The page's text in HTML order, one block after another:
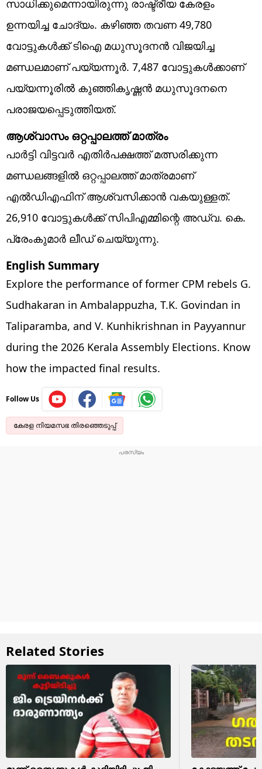
സാധിക്കുമെന്നായിരുന്നു രാഷ്ട്രീയ കേരളം
ഉന്നയിച്ച ചോദ്യം. കഴിഞ്ഞ തവണ 49,780
വോട്ടുകള്‍ക്ക് ടിഐ മധുസൂദനന്‍ വിജയിച്ച
മണ്ഡലമാണ് പയ്യന്നൂര്‍. 7,487 വോട്ടുകള്‍ക്കാണ്
പയ്യന്നൂരില്‍ കുഞ്ഞികൃഷ്ണന്‍ മധുസൂദനനെ
പരാജയപ്പെടുത്തിയത്.
ആശ്വാസം ഒറ്റപ്പാലത്ത് മാത്രം
പാര്‍ട്ടി വിട്ടവര്‍ എതിര്‍പക്ഷത്ത് മത്സരിക്കുന്ന
മണ്ഡലങ്ങളില്‍ ഒറ്റപ്പാലത്ത് മാത്രമാണ്
എല്‍ഡിഎഫിന് ആശ്വസിക്കാന്‍ വകയുള്ളത്.
26,910 വോട്ടുകള്‍ക്ക് സിപിഎമ്മിന്റെ അഡ്വ. കെ.
പ്രേംകുമാര്‍ ലീഡ് ചെയ്യുന്നു.
English Summary
Explore the performance of former CPM rebels G.
Sudhakaran in Ambalappuzha, T.K. Govindan in
Taliparamba, and V. Kunhikrishnan in Payyannur
during the 2026 Kerala Assembly Elections. Know
how the impacted final results.
Follow Us
കേരള നിയമസഭ തിരഞ്ഞെടുപ്പ്
Related Stories